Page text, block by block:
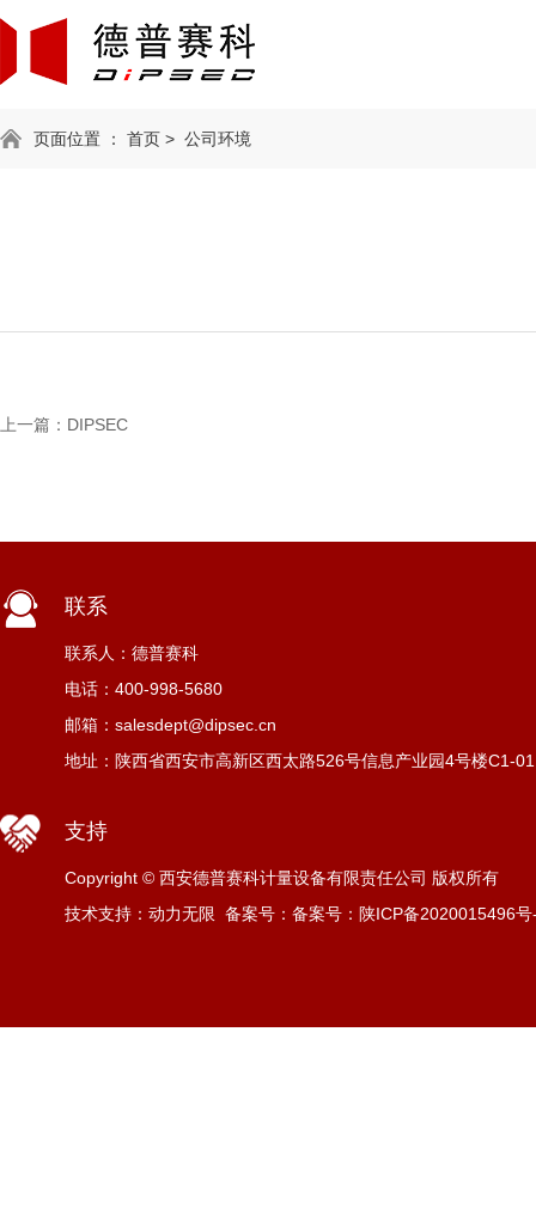
页面位置 ： 首页 > 公司环境
上一篇： DIPSEC
联系
联系人：德普赛科
电话：400-998-5680
邮箱：salesdept@dipsec.cn
地址：陕西省西安市高新区西太路526号信息产业园4号楼C1-01
支持
Copyright © 西安德普赛科计量设备有限责任公司 版权所有
技术支持：动力无限 备案号： 备案号：陕ICP备2020015496号